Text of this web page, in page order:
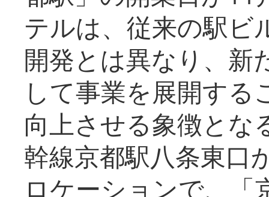
テルは、従来の駅ビ
開発とは異なり、新
して事業を展開する
向上させる象徴とな
幹線京都駅八条東口
ロケーションで、「